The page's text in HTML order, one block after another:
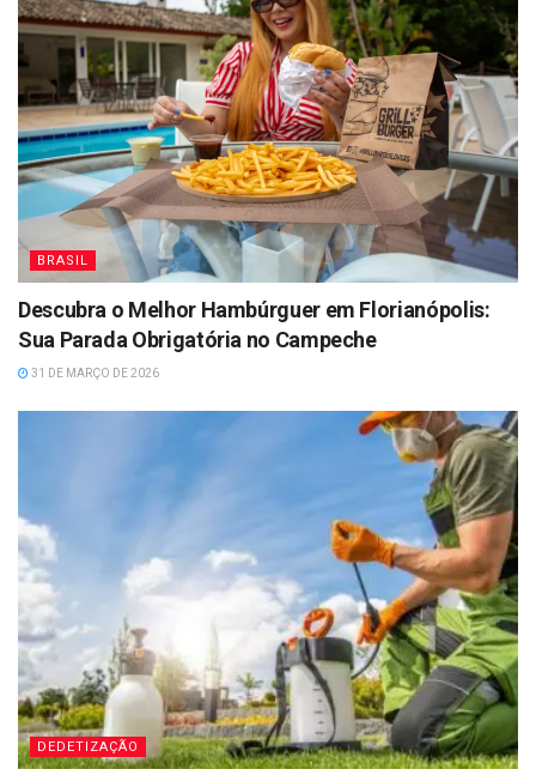
BRASIL
Descubra o Melhor Hambúrguer em Florianópolis:
Sua Parada Obrigatória no Campeche
31 DE MARÇO DE 2026
DEDETIZAÇÃO